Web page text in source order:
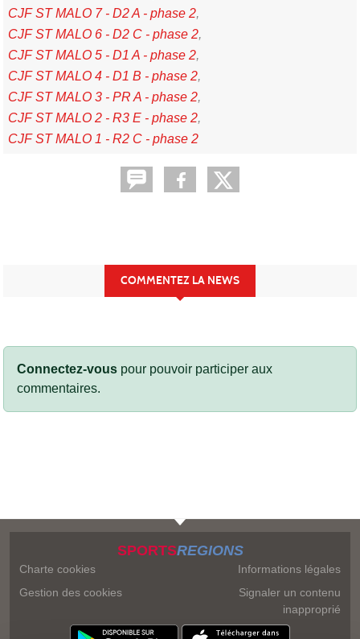
CJF ST MALO 7 - D2 A - phase 2
CJF ST MALO 6 - D2 C - phase 2
CJF ST MALO 5 - D1 A - phase 2
CJF ST MALO 4 - D1 B - phase 2
CJF ST MALO 3 - PR A - phase 2
CJF ST MALO 2 - R3 E - phase 2
CJF ST MALO 1 - R2 C - phase 2
COMMENTEZ LA NEWS
Connectez-vous pour pouvoir participer aux
commentaires.
SPORTSREGIONS
Charte cookies
Gestion des cookies
Informations légales
Signaler un contenu
inapproprié